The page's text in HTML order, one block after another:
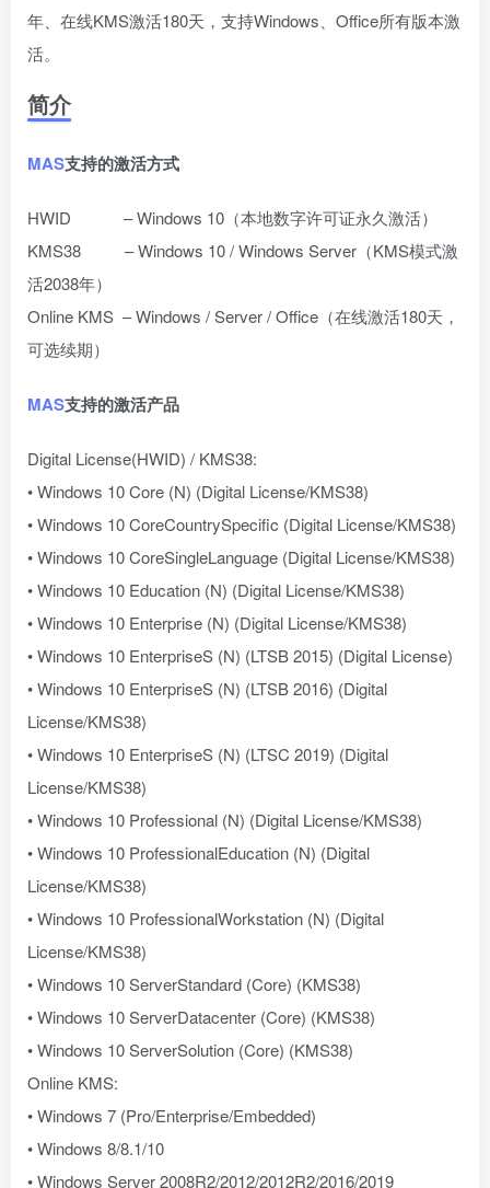
年、在线KMS激活180天，支持Windows、Office所有版本激
活。
简介
MAS支持的激活方式
HWID – Windows 10（本地数字许可证永久激活）
KMS38 – Windows 10 / Windows Server（KMS模式激
活2038年）
Online KMS – Windows / Server / Office（在线激活180天，
可选续期）
MAS支持的激活产品
Digital License(HWID) / KMS38:
• Windows 10 Core (N) (Digital License/KMS38)
• Windows 10 CoreCountrySpecific (Digital License/KMS38)
• Windows 10 CoreSingleLanguage (Digital License/KMS38)
• Windows 10 Education (N) (Digital License/KMS38)
• Windows 10 Enterprise (N) (Digital License/KMS38)
• Windows 10 EnterpriseS (N) (LTSB 2015) (Digital License)
• Windows 10 EnterpriseS (N) (LTSB 2016) (Digital
License/KMS38)
• Windows 10 EnterpriseS (N) (LTSC 2019) (Digital
License/KMS38)
• Windows 10 Professional (N) (Digital License/KMS38)
• Windows 10 ProfessionalEducation (N) (Digital
License/KMS38)
• Windows 10 ProfessionalWorkstation (N) (Digital
License/KMS38)
• Windows 10 ServerStandard (Core) (KMS38)
• Windows 10 ServerDatacenter (Core) (KMS38)
• Windows 10 ServerSolution (Core) (KMS38)
Online KMS:
• Windows 7 (Pro/Enterprise/Embedded)
• Windows 8/8.1/10
• Windows Server 2008R2/2012/2012R2/2016/2019